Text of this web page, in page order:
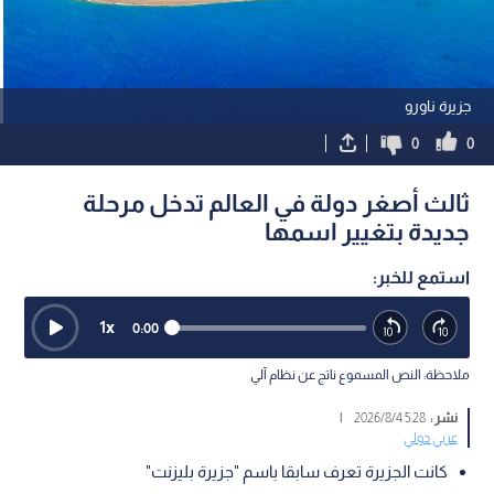
جزيرة ناورو
0
0
ثالث أصغر دولة في العالم تدخل مرحلة
جديدة بتغيير اسمها
استمع للخبر:
0:00
1x
ملاحظة: النص المسموع ناتج عن نظام آلي
نشر :5:28 2026/8/4
عربي دولي
كانت الجزيرة تعرف سابقا باسم "جزيرة بليزنت"